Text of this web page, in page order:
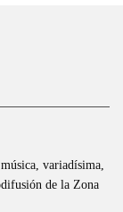
variadísima,
de la Zona